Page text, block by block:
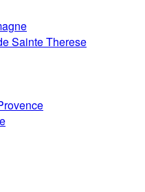
Sainte Therese